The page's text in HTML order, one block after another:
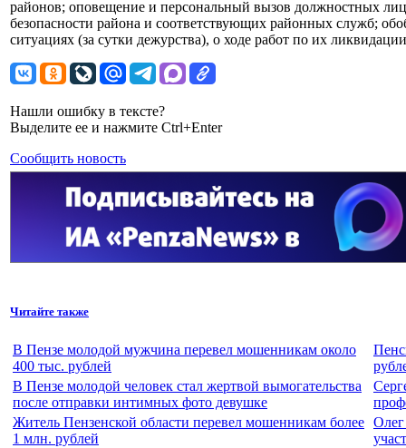
районов; оповещение и персональный вызов должностных
безопасности района и соответствующих районных служб;
ситуациях (за сутки дежурства), о ходе работ по их
Нашли ошибку в тексте?
Выделите ее и нажмите Ctrl+Enter
Сообщить новость
Читайте также
В Пензе молодой мужчина перевел мошенникам около
400 тыс. рублей
В Пензе молодой человек стал жертвой вымогательства
после отправки интимных фото девушке
Житель Пензенской области перевел мошенникам более
1 млн. рублей
Олег